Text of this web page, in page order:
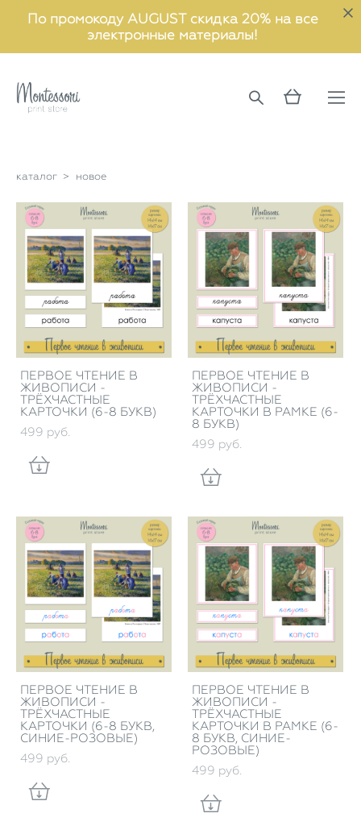
По промокоду AUGUST скидка 20% на все
электронные материалы!
каталог > новое
ПЕРВОЕ ЧТЕНИЕ В
ЖИВОПИСИ -
ТРЁХЧАСТНЫЕ
КАРТОЧКИ (6-8 БУКВ)
499 pуб.
ПЕРВОЕ ЧТЕНИЕ В
ЖИВОПИСИ -
ТРЁХЧАСТНЫЕ
КАРТОЧКИ В РАМКЕ (6-
8 БУКВ)
499 pуб.
ПЕРВОЕ ЧТЕНИЕ В
ЖИВОПИСИ -
ТРЁХЧАСТНЫЕ
КАРТОЧКИ (6-8 БУКВ,
СИНИЕ-РОЗОВЫЕ)
499 pуб.
ПЕРВОЕ ЧТЕНИЕ В
ЖИВОПИСИ -
ТРЁХЧАСТНЫЕ
КАРТОЧКИ В РАМКЕ (6-
8 БУКВ, СИНИЕ-
РОЗОВЫЕ)
499 pуб.